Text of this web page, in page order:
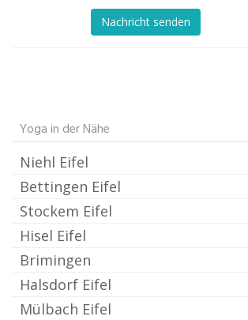
Nachricht senden
Yoga in der Nähe
Niehl Eifel
Bettingen Eifel
Stockem Eifel
Hisel Eifel
Brimingen
Halsdorf Eifel
Mülbach Eifel